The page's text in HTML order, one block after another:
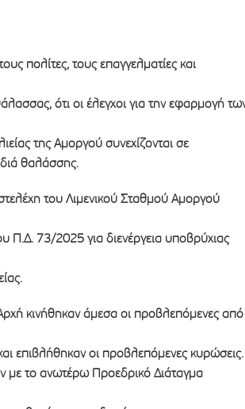
πολίτες, τους επαγγελματίες και
ότι οι έλεγχοι για την εφαρμογή
της Αμοργού συνεχίζονται σε
θαλάσσης.
του Λιμενικού Σταθμού Αμοργού
Π.Δ. 73/2025 για διενέργεια υποβρύχιας
κινήθηκαν άμεσα οι προβλεπόμενες από
επιβλήθηκαν οι προβλεπόμενες κυρώσεις.
με το ανωτέρω Προεδρικό Διάταγμα